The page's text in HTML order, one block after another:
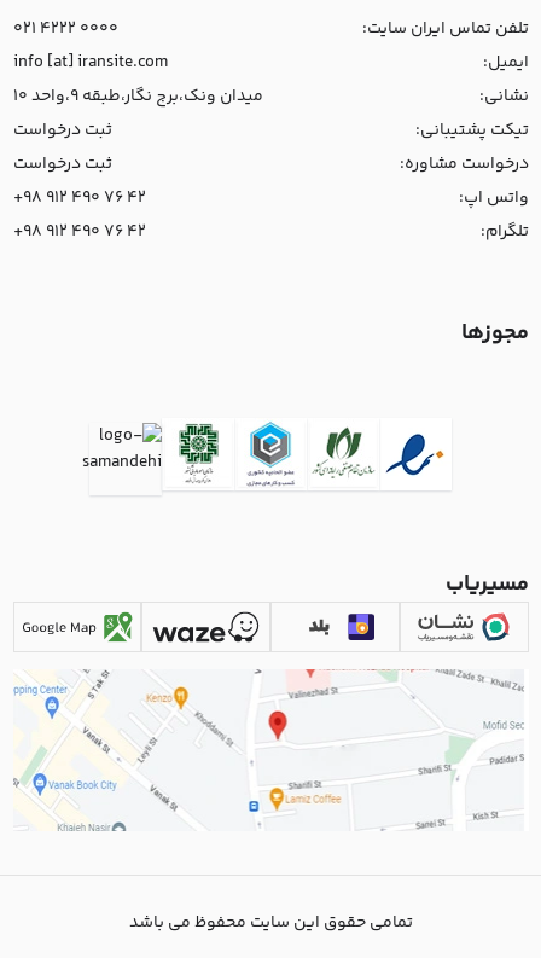
تلفن تماس ایران سایت:
021 4222 0000
ایمیل:
info [at] iransite.com
نشانی:
میدان ونک،برج نگار،طبقه 9،واحد 10
تیکت پشتیبانی:
ثبت درخواست
درخواست مشاوره:
ثبت درخواست
واتس اپ:
+98 912 490 76 42
تلگرام:
+98 912 490 76 42
مجوزها
مسیریاب
تمامی حقوق این سایت محفوظ می باشد